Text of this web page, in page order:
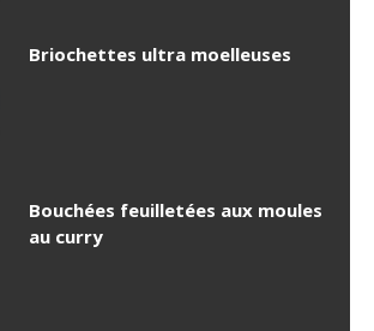
Briochettes ultra moelleuses
Bouchées feuilletées aux moules
au curry